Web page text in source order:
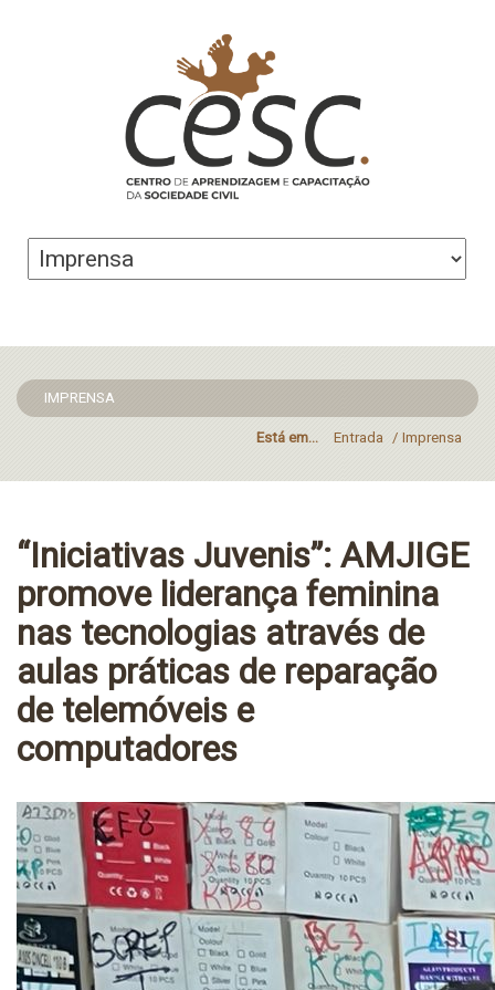
IMPRENSA
Está em... Entrada / Imprensa
“Iniciativas Juvenis”: AMJIGE
promove liderança feminina
nas tecnologias através de
aulas práticas de reparação
de telemóveis e
computadores